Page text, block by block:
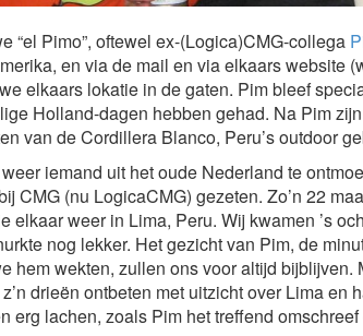
“el Pimo”, oftewel ex-(Logica)CMG-collega
en via de mail en via elkaars website
elkaars lokatie in de gaten. Pim bleef
Holland-dagen hebben gehad. Na Pim
van de Cordillera Blanco, Peru’s outdoor
iemand uit het oude Nederland te
CMG (nu LogicaCMG) gezeten. Zo’n 22
elkaar weer in Lima, Peru. Wij kwamen ’s
nog lekker. Het gezicht van Pim, de
hem wekten, zullen ons voor altijd
drieën ontbeten met uitzicht over Lima en
erg lachen, zoals Pim het treffend